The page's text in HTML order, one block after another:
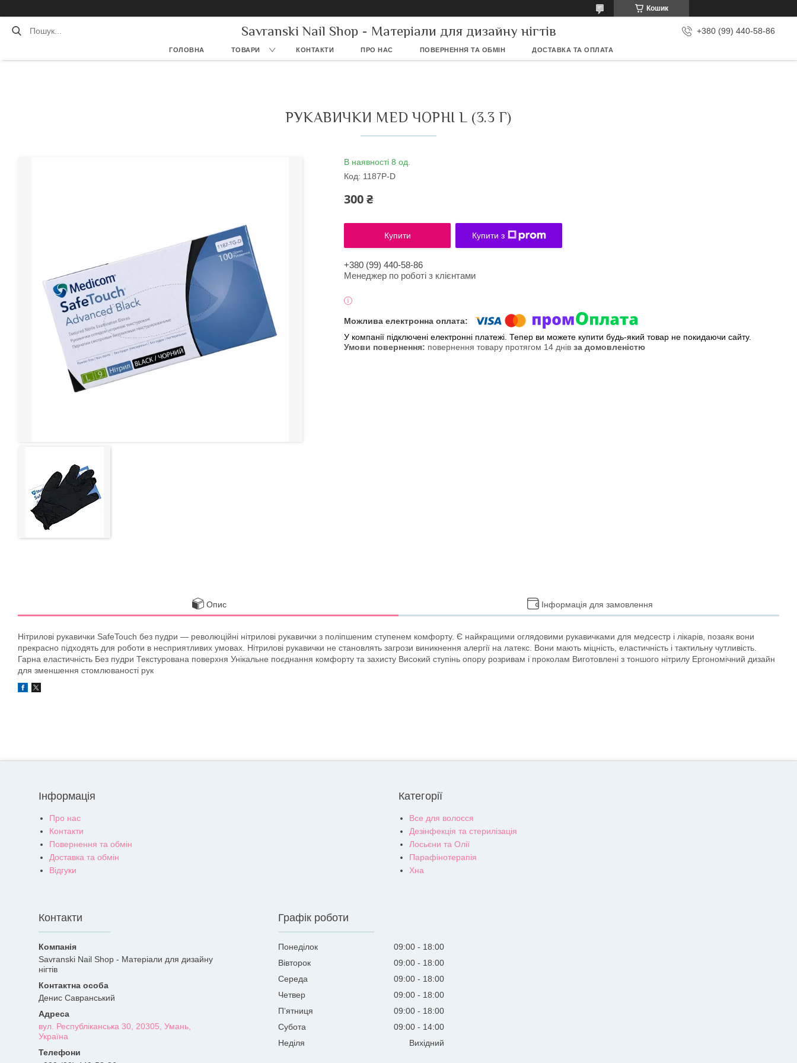
Кошик
Savranski Nail Shop - Матеріали для дизайну нігтів +380 (99) 440-58-86
ГОЛОВНА ТОВАРИ КОНТАКТИ ПРО НАС ПОВЕРНЕННЯ ТА ОБМІН ДОСТАВКА ТА ОПЛАТА
РУКАВИЧКИ MED ЧОРНІ L (3.3 Г)
В наявності 8 од.
Код: 1187P-D
300 ₴
Купити Купити з
+380 (99) 440-58-86
Менеджер по роботі з клієнтами
У компанії підключені електронні платежі. Тепер ви можете купити будь-який товар не покидаючи сайту.
повернення товару протягом 14 днів за домовленістю
Опис Інформація для замовлення
Нітрилові рукавички SafeTouch без пудри — революційні нітрилові рукавички з поліпшеним ступенем комфорту. Є найкращими оглядовими рукавичками для медсестр і лікарів, позаяк вони
прекрасно підходять для роботи в несприятливих умовах. Нітрилові рукавички не становлять загрози виникнення алергії на латекс. Вони мають міцність, еластичність і тактильну чутливість.
Гарна еластичність Без пудри Текстурована поверхня Унікальне поєднання комфорту та захисту Високий ступінь опору розривам і проколам Виготовлені з тоншого нітрилу Ергономічний дизайн
для зменшення стомлюваності рук
Інформація
Про нас
Контакти
Повернення та обмін
Доставка та обмін
Відгуки
Категорії
Все для волосся
Дезінфекція та стерилізація
Лосьєни та Олії
Парафінотерапія
Хна
Контакти
Savranski Nail Shop - Матеріали для дизайну
нігтів
Денис Савранський
вул. Республіканська 30, 20305, Умань,
Україна
Графік роботи
Понеділок 09:00
18:00
Вівторок
09:00
18:00
Середа
09:00
18:00
Четвер
09:00
18:00
Пʼятниця
09:00
18:00
Субота
09:00
14:00
Неділя
Вихідний